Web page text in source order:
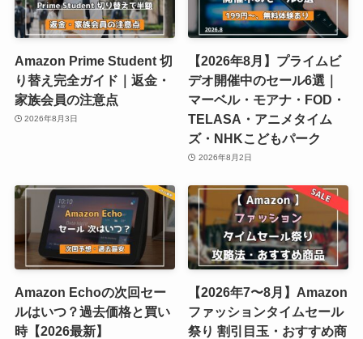
Amazon Prime Student 切
り替え完全ガイド｜返金・
家族会員の注意点
2026年8月3日
【2026年8月】プライムビ
デオ開催中のセール6選｜
マーベル・モアナ・FOD・
TELASA・アニメタイム
ズ・NHKこどもパーク
2026年8月2日
Amazon Echoの次回セー
ルはいつ？過去価格と買い
時【2026最新】
【2026年7〜8月】Amazon
ファッションタイムセール
祭り 割引目玉・おすすめ商